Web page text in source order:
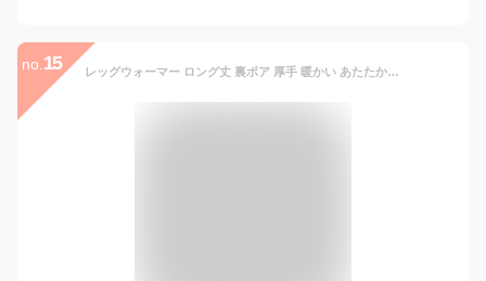
no. 15 レッグウォーマー ロング丈 裏ボア 厚手 暖かい あたたかい 裏起毛 かわいい 保温 ロング ゆったり 防寒対策 防寒 冬 冬用 秋 冷え取り 冷え性 ルームウェア アウトドア レディース 無地 シンプル 縄編み もこもこ ふわふわ *y3-1t